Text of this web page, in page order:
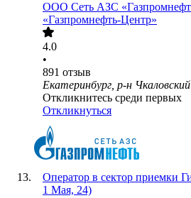
ООО Сеть АЗС
«Газпромнефть-Центр»
4.0
•
891 отзыв
Екатеринбург, р-н Чкаловский
Откликнитесь среди первых
Откликнуться
Оператор в сектор приемки
1 Мая, 24)